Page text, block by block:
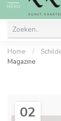
MENU
Home /
Magazine
02